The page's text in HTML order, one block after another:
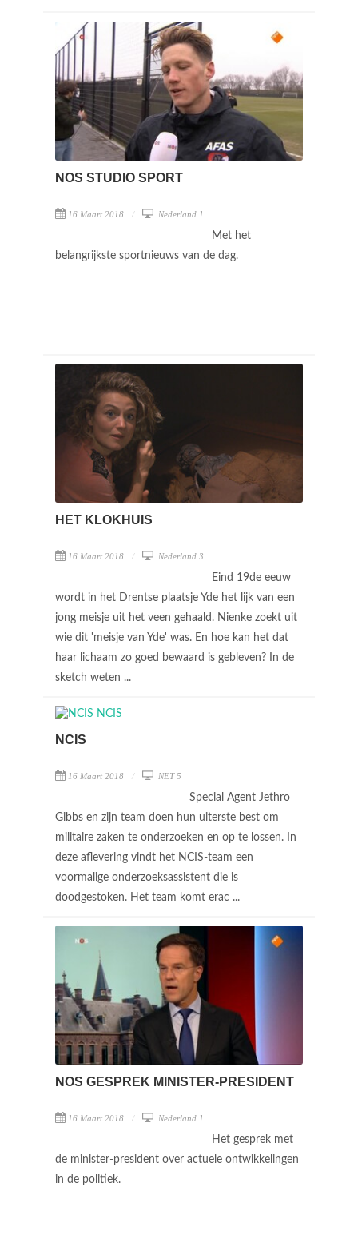
NOS STUDIO SPORT
16 Maart 2018 Nederland 1
Met het
belangrijkste sportnieuws van de dag.
HET KLOKHUIS
16 Maart 2018 Nederland 3
Eind 19de eeuw
wordt in het Drentse plaatsje Yde het lijk van een
jong meisje uit het veen gehaald. Nienke zoekt uit
wie dit 'meisje van Yde' was. En hoe kan het dat
haar lichaam zo goed bewaard is gebleven? In de
sketch weten ...
NCIS
16 Maart 2018 NET 5
Special Agent Jethro
Gibbs en zijn team doen hun uiterste best om
militaire zaken te onderzoeken en op te lossen. In
deze aflevering vindt het NCIS-team een
voormalige onderzoeksassistent die is
doodgestoken. Het team komt erac ...
NOS GESPREK MINISTER-PRESIDENT
16 Maart 2018 Nederland 1
Het gesprek met
de minister-president over actuele ontwikkelingen
in de politiek.